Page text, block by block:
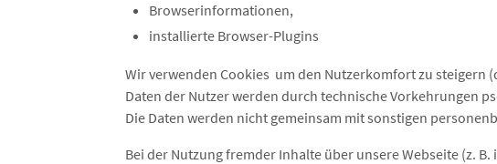
Browserinformationen,
installierte Browser-Plugins
Wir verwenden Cookies um den Nutzerkomfort zu steigern
Daten der Nutzer werden durch technische Vorkehrungen
Die Daten werden nicht gemeinsam mit sonstigen
Bei der Nutzung fremder Inhalte über unsere Webseite (z.